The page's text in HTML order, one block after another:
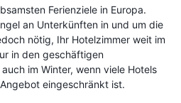
Ferienziele in Europa.
an Unterkünften in und um die
nötig, Ihr Hotelzimmer weit im
in den geschäftigen
im Winter, wenn viele Hotels
eingeschränkt ist.